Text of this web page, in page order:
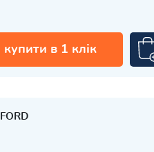
купити в 1 клік
FORD